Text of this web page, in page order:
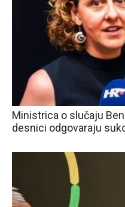
Ministrica o slučaju
desnici odgovaraju